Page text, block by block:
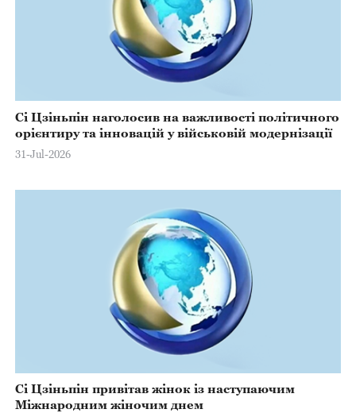
Сі Цзіньпін наголосив на важливості політичного
орієнтиру та інновацій у військовій модернізації
31-Jul-2026
Сі Цзіньпін привітав жінок із наступаючим
Міжнародним жіночим днем